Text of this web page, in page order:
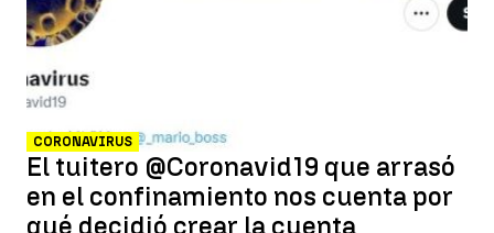
CORONAVIRUS
El tuitero @Coronavid19 que arrasó
en el confinamiento nos cuenta por
qué decidió crear la cuenta